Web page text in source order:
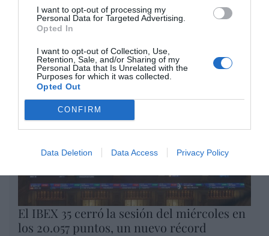
I want to opt-out of processing my
Personal Data for Targeted Advertising.
Opted In
I want to opt-out of Collection, Use,
Retention, Sale, and/or Sharing of my
Personal Data that Is Unrelated with the
Purposes for which it was collected.
Opted Out
CONFIRM
Data Deletion Data Access Privacy Policy
Opinión
Enormes minucias
por Eulogio López
El IBEX 35 cerró la sesión del miércoles en
los 20.057 puntos, un nuevo récord